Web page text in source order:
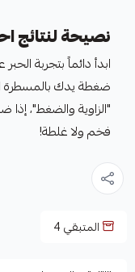
نصيحة لنتائج
ابدأ دائماً بتجربة
"الزاوية والضغط"،
فخم ولا غلطة!
المتبقي4